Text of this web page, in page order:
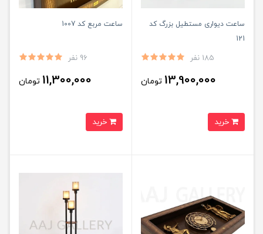
ساعت دیواری مستطیل بزرگ کد
121
185 نفر
13,900,000 تومان
ساعت مربع کد 1007
96 نفر
11,300,000 تومان